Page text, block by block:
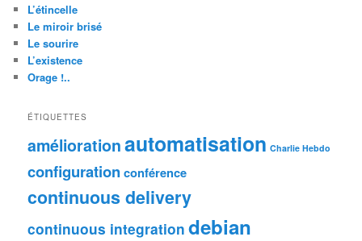
L’étincelle
Le miroir brisé
Le sourire
L’existence
Orage !..
ÉTIQUETTES
améliorationautomatisation Charlie Hebdo
configuration conférence
continuous delivery
continuous integration debian